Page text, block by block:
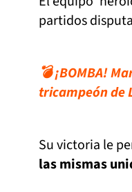
partidos
💣 ¡BOMBA!
tricampeón de
Su victoria le
las mismas